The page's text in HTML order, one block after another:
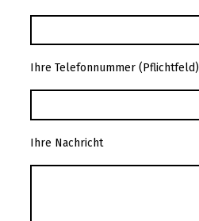
Ihre Telefonnummer (Pflichtfeld)
Ihre Nachricht